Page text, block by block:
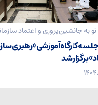
به جانشین‌پروری و اعتماد
کارگاه آموزشی «رهبری
برگزار شد